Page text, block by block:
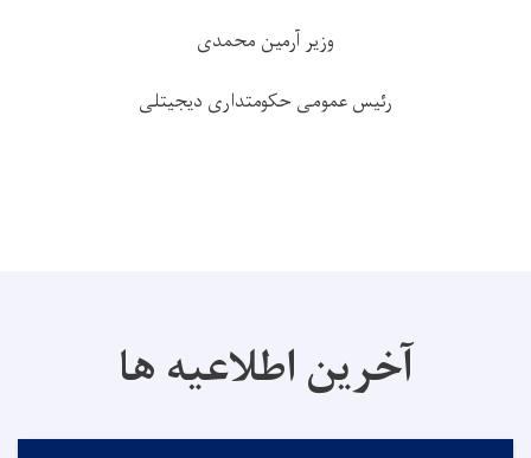
وزیر آرمین محمدی
رئیس عمومی حکومتداری دیجیتلی
آخرین اطلاعیه ها